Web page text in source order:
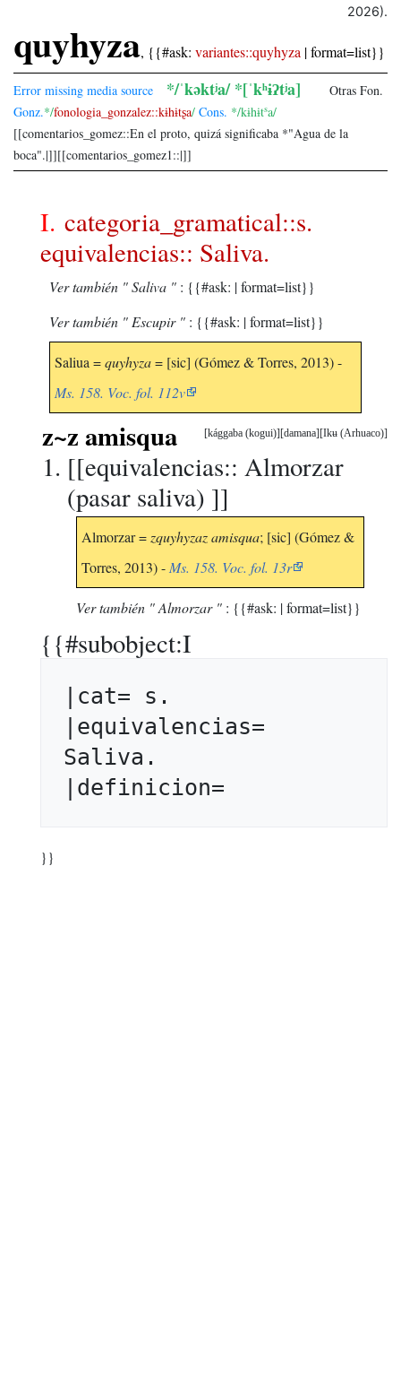
2026).
quyhyza, {{#ask: variantes::quyhyza | format=list}}
Error missing media source */ˈkəktʲa/ *[ˈkʰɨʔtʲa] Otras Fon.
Gonz.*/fonologia_gonzalez::kɨhɨtʂa/ Cons. */kɨhɨtsa/
[[comentarios_gomez::En el proto, quizá significaba *"Agua de la
boca".|]][[comentarios_gomez1::|]]
I. categoria_gramatical::s.
equivalencias:: Saliva.
Ver también " Saliva " : {{#ask: | format=list}}
Ver también " Escupir " : {{#ask: | format=list}}
Saliua =quyhyza= [sic] (Gómez & Torres, 2013) -
Ms. 158. Voc. fol. 112v
Ikʉ (Arhuaco)
damana
kággaba (kogui)
z~z amisqua
[[equivalencias:: Almorzar
(pasar saliva) ]]
Almorzar = zquyhyzaz amisqua; [sic] (Gómez &
Torres, 2013) - Ms. 158. Voc. fol. 13r
Ver también " Almorzar " : {{#ask: | format=list}}
{{#subobject:I
|cat= s.
|equivalencias=
Saliva.
}}